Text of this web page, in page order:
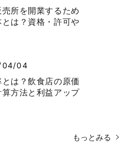
所を開業するため
とは？資格・許可や
04/04
とは？飲食店の原価
算方法と利益アップ
もっとみる